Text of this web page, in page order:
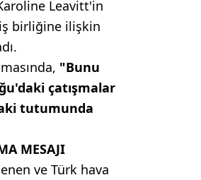
Leavitt'in
iş birliğine ilişkin
"Bunu
çatışmalar
tutumunda
MESAJI
ve Türk hava